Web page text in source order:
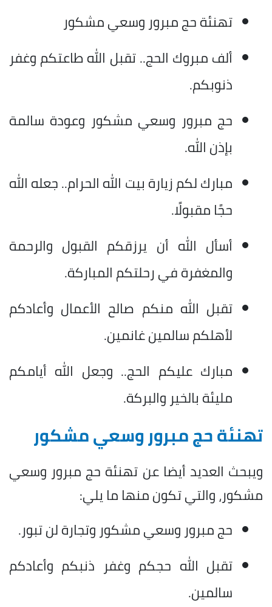
تهنئة حج مبرور وسعي مشكور
ألف مبروك الحج.. تقبل الله طاعتكم وغفر
ذنوبكم.
حج مبرور وسعي مشكور وعودة سالمة
بإذن الله.
مبارك لكم زيارة بيت الله الحرام.. جعله الله
حجًا مقبولًا.
أسأل الله أن يرزقكم القبول والرحمة
والمغفرة في رحلتكم المباركة.
تقبل الله منكم صالح الأعمال وأعادكم
لأهلكم سالمين غانمين.
مبارك عليكم الحج.. وجعل الله أيامكم
مليئة بالخير والبركة.
تهنئة حج مبرور وسعي مشكور
ويبحث العديد أيضا عن تهنئة حج مبرور وسعي
مشكور، والتي تكون منها ما يلي:
حج مبرور وسعي مشكور وتجارة لن تبور.
تقبل الله حجكم وغفر ذنبكم وأعادكم
سالمين.